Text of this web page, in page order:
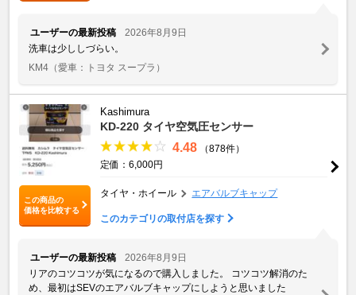
ユーザーの最新投稿
2026年8月9日
洗車は少ししづらい。
KM4 （愛車：トヨタ スープラ）
この商品の
価格を比較する
Kashimura
KD-220 タイヤ空気圧センサー
4.48
（878件）
定価：6,000円
タイヤ・ホイール エアバルブキャップ
このカテゴリの取付店を探す
ユーザーの最新投稿
2026年8月9日
リアのコツコツが気になるので購入しました。 コツコツ解消のた
め、最初はSEVのエアバルブキャップにしようと思いました